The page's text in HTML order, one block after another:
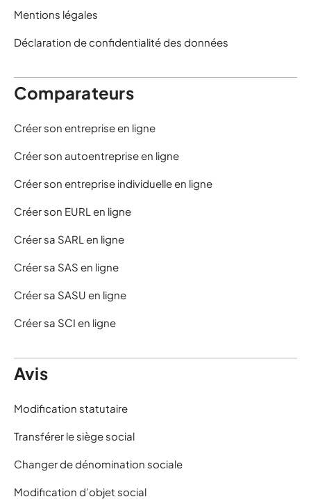
Mentions légales
Déclaration de confidentialité des données
Comparateurs
Créer son entreprise en ligne
Créer son autoentreprise en ligne
Créer son entreprise individuelle en ligne
Créer son EURL en ligne
Créer sa SARL en ligne
Créer sa SAS en ligne
Créer sa SASU en ligne
Créer sa SCI en ligne
Avis
Modification statutaire
Transférer le siège social
Changer de dénomination sociale
Modification d’objet social